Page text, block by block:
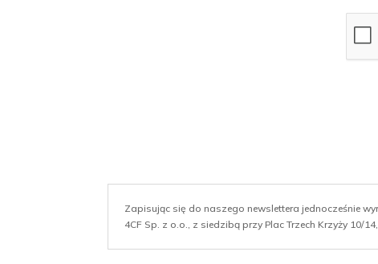
Zapisując się do naszego newslettera jednocześnie
4CF Sp. z o.o., z siedzibą przy Plac Trzech Krzyży 10/